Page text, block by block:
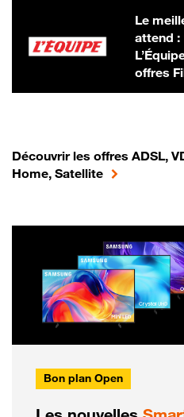
Le
attend :
offres
Découvrir les offres ADSL,
Home, Satellite
Bon plan Open